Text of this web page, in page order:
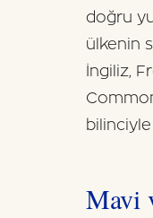
doğru
ülkenin
İngiliz,
Mavi